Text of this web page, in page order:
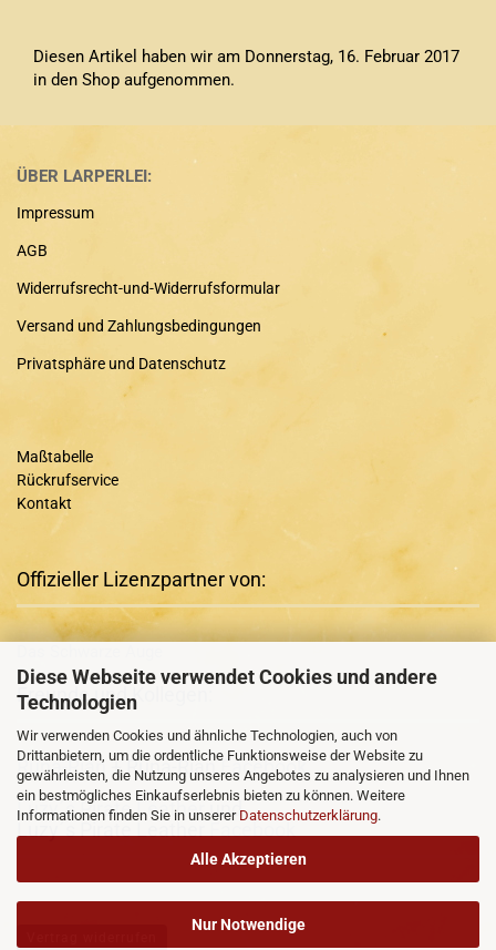
Diese Webseite verwendet Cookies und andere
Technologien
Wir verwenden Cookies und ähnliche Technologien, auch von
Drittanbietern, um die ordentliche Funktionsweise der Website zu
gewährleisten, die Nutzung unseres Angebotes zu analysieren und Ihnen
ein bestmögliches Einkaufserlebnis bieten zu können. Weitere
Informationen finden Sie in unserer Datenschutzerklärung.
Alle Akzeptieren
Nur Notwendige
Diesen Artikel haben wir am Donnerstag, 16. Februar 2017
in den Shop aufgenommen.
ÜBER LARPERLEI:
Impressum
AGB
Widerrufsrecht-und-Widerrufsformular
Versand und Zahlungsbedingungen
Privatsphäre und Datenschutz
Maßtabelle
Rückrufservice
Kontakt
Offizieller Lizenzpartner von:
Freunde und Kollegen:
Runa-Rian + Runa-RianFacebook
Luzy´s Pirate Leatherund